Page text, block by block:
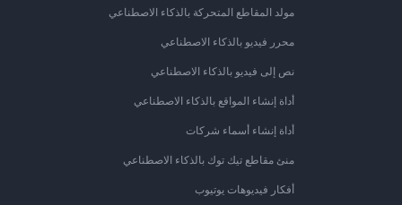
مولد المقاطع المتحركة بالذكاء الاصطناعي
محرر فيديو بالذكاء الاصطناعي
نص إلى فيديو بالذكاء الاصطناعي
أداة إنشاء المواقع بالذكاء الاصطناعي
أداة إنشاء أسماء شركات
منئ مقاطع تيك توك بالذكاء الاصطناعي
أفكار فيديوهات يوتيوب